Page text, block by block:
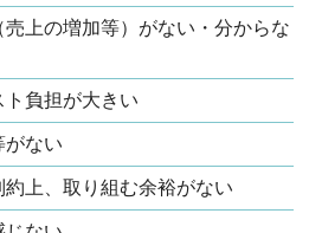
上の増加等）がない・分からな
負担が大きい
がない
上、取り組む余裕がない